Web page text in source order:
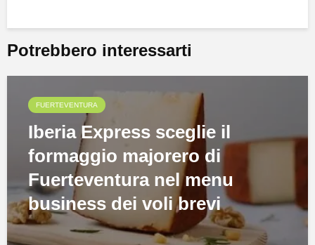
Potrebbero interessarti
FUERTEVENTURA
Iberia Express sceglie il
formaggio majorero di
Fuerteventura nel menu
business dei voli brevi